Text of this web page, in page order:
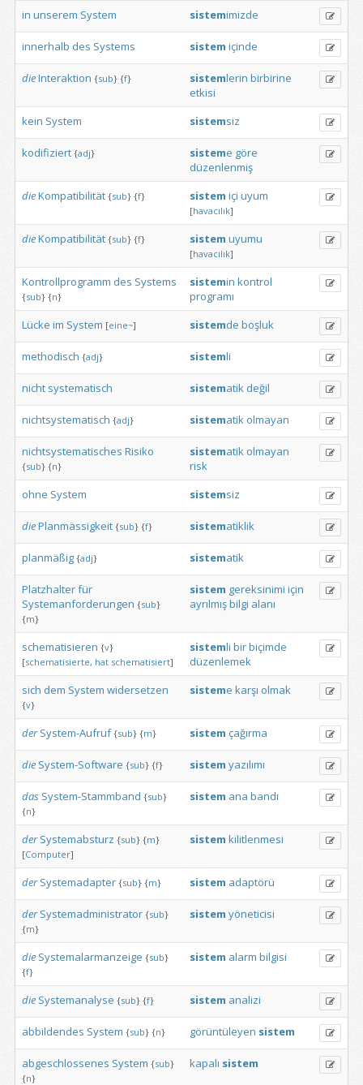
in unserem System sistemimizde
innerhalb des Systems sistem içinde
dieInteraktion {sub} {f} sistemlerin birbirine
etkisi
kein System sistemsiz
kodifiziert {adj} sisteme göre
düzenlenmiş
dieKompatibilität {sub} {f} sistem içi uyum
[havacılık]
dieKompatibilität {sub} {f} sistem uyumu
[havacılık]
Kontrollprogramm des Systems
{sub} {n}
sistemin kontrol
programı
Lücke im System [eine~] sistemde boşluk
methodisch {adj} sistemli
nicht systematisch sistematik değil
nichtsystematisch {adj} sistematik olmayan
nichtsystematisches Risiko
{sub} {n}
sistematik olmayan
risk
ohne System sistemsiz
diePlanmässigkeit {sub} {f} sistematiklik
planmäßig {adj} sistematik
Platzhalterfür
Systemanforderungen {sub}
{m}
sistem gereksinimi için
ayrılmışbilgi alanı
schematisieren {v}
[schematisierte, hat schematisiert]
sistemli birbiçimde
düzenlemek
sich dem System widersetzen
{v}
sisteme karşı olmak
der System-Aufruf {sub} {m} sistem çağırma
die System-Software {sub} {f} sistem yazılımı
das System-Stammband {sub}
{n}
sistem ana bandı
der Systemabsturz {sub} {m}
[Computer]
sistem kilitlenmesi
der Systemadapter {sub} {m} sistem adaptörü
der Systemadministrator {sub}
{m}
sistem yöneticisi
die Systemalarmanzeige {sub}
{f}
sistem alarm bilgisi
die Systemanalyse {sub} {f} sistem analizi
abbildendes System {sub} {n} görüntüleyen sistem
abgeschlossenes System {sub}
{n}
kapalı sistem